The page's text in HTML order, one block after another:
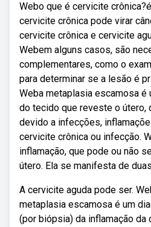
Webo que é cervicite
cervicite crônica pode virar
cervicite crônica e cervicite
Webem alguns casos, são
complementares, como o
para determinar se a lesão é
Weba metaplasia escamosa é
do tecido que reveste o útero,
devido a infecções,
cervicite crônica ou infecção.
inflamação, que pode ou não
útero. Ela se manifesta de
A cervicite aguda pode ser.
metaplasia escamosa é um
(por biópsia) da inflamação da